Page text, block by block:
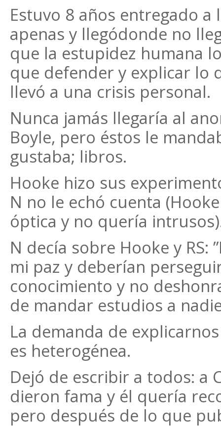
Estuvo 8 años entregado
apenas y llegódonde no
que la estupidez humana
que defender y explicar lo
llevó a una crisis personal.
Nunca jamás llegaría al
Boyle, pero éstos le
gustaba; libros.
Hooke hizo sus
N no le echó cuenta
óptica y no quería
N decía sobre Hooke y RS:
mi paz y deberían
conocimiento y no
de mandar estudios a
La demanda de
es heterogénea.
Dejó de escribir a todos: a
dieron fama y él quería
pero después de lo que